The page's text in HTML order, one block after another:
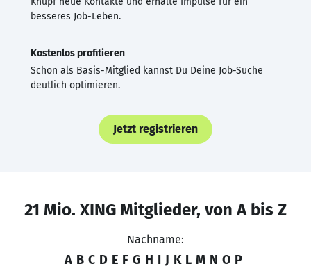
besseres Job-Leben.
Kostenlos profitieren
Schon als Basis-Mitglied kannst Du Deine Job-Suche
deutlich optimieren.
Jetzt registrieren
21 Mio. XING Mitglieder, von A bis Z
Nachname:
A B C D E F G H I J K L M N O P